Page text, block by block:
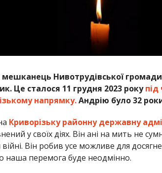
мешканець Нивотрудівської громади
Це сталося 11 грудня 2023 рокупід
напрямку.Андрію було 32
Криворізьку районну державну
у своїх діях. Він ані на мить не
Він робив усе можливе для
наша перемога буде неодмінно.